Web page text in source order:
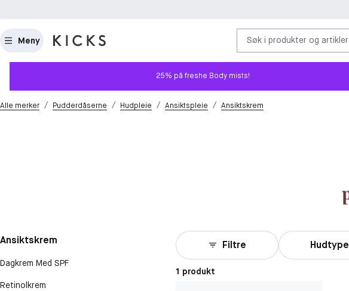
Meny Søk i produkter og artikler
25% på freshe Body mists!
Alle merker / Pudderdåserne / Hudpleie / Ansiktspleie / Ansiktskrem
Ansiktskrem
Dagkrem Med SPF
Retinolkrem
Filtre Hudtype
1 produkt